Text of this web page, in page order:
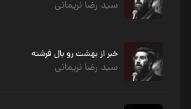
سید رضا نریمانی
خبر از بهشت رو بال فرشته
سید رضا نریمانی